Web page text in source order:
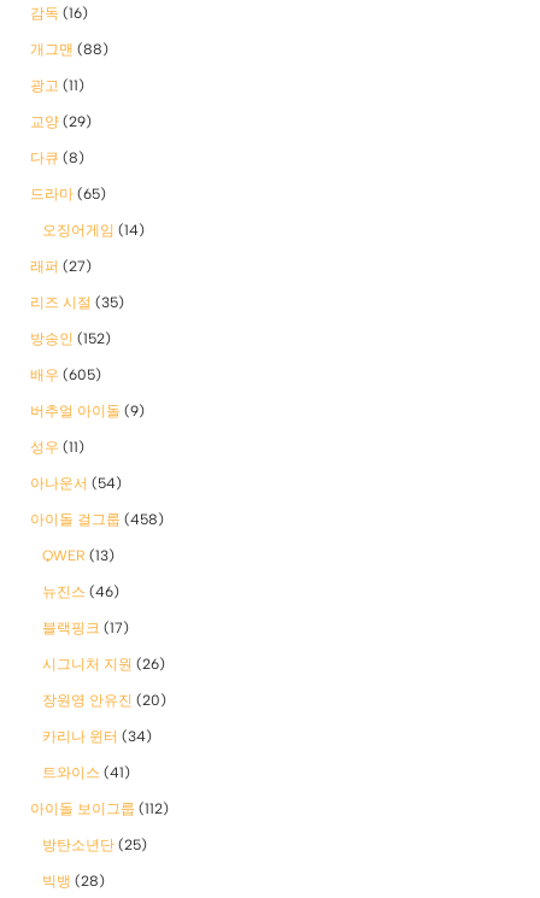
감독 (16)
개그맨 (88)
광고 (11)
교양 (29)
다큐 (8)
드라마 (65)
오징어게임 (14)
래퍼 (27)
리즈 시절 (35)
방송인 (152)
배우 (605)
버추얼 아이돌 (9)
성우 (11)
아나운서 (54)
아이돌 걸그룹 (458)
QWER (13)
뉴진스 (46)
블랙핑크 (17)
시그니처 지원 (26)
장원영 안유진 (20)
카리나 윈터 (34)
트와이스 (41)
아이돌 보이그룹 (112)
방탄소년단 (25)
빅뱅 (28)